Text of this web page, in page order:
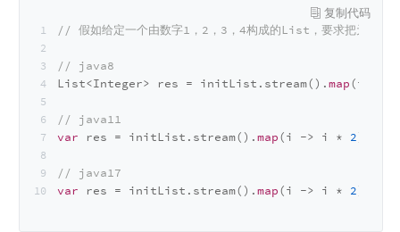
// 假如给定一个由数字1，2，3，4构成的List，要求把元素都
// java8
List<Integer> res = initList.stream().map(i ->
// java11
var res = initList.stream().map(i -> i * 2
// java17
var res = initList.stream().map(i -> i * 2